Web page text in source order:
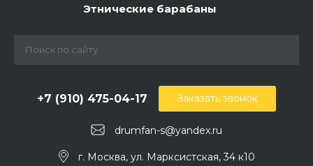
Этнические барабаны
+7 (910) 475-04-17
drumfan-s@yandex.ru
Заказать звонок
г. Москва, ул. Марксистская, 34 к10